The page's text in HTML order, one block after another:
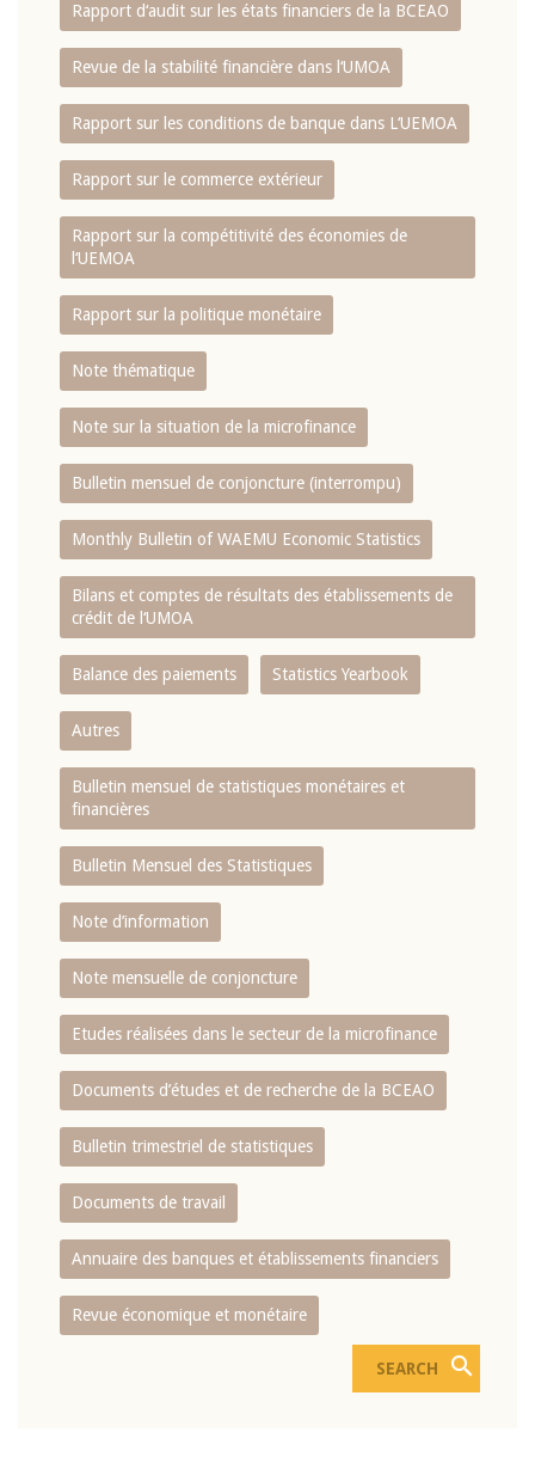
Rapport d‘audit sur les états financiers de la BCEAO
Revue de la stabilité financière dans l‘UMOA
Rapport sur les conditions de banque dans L‘UEMOA
Rapport sur le commerce extérieur
Rapport sur la compétitivité des économies de
l‘UEMOA
Rapport sur la politique monétaire
Note thématique
Note sur la situation de la microfinance
Bulletin mensuel de conjoncture (interrompu)
Monthly Bulletin of WAEMU Economic Statistics
Bilans et comptes de résultats des établissements de
crédit de l‘UMOA
Balance des paiements Statistics Yearbook
Autres
Bulletin mensuel de statistiques monétaires et
financières
Bulletin Mensuel des Statistiques
Note d’information
Note mensuelle de conjoncture
Etudes réalisées dans le secteur de la microfinance
Documents d’études et de recherche de la BCEAO
Bulletin trimestriel de statistiques
Documents de travail
Annuaire des banques et établissements financiers
Revue économique et monétaire